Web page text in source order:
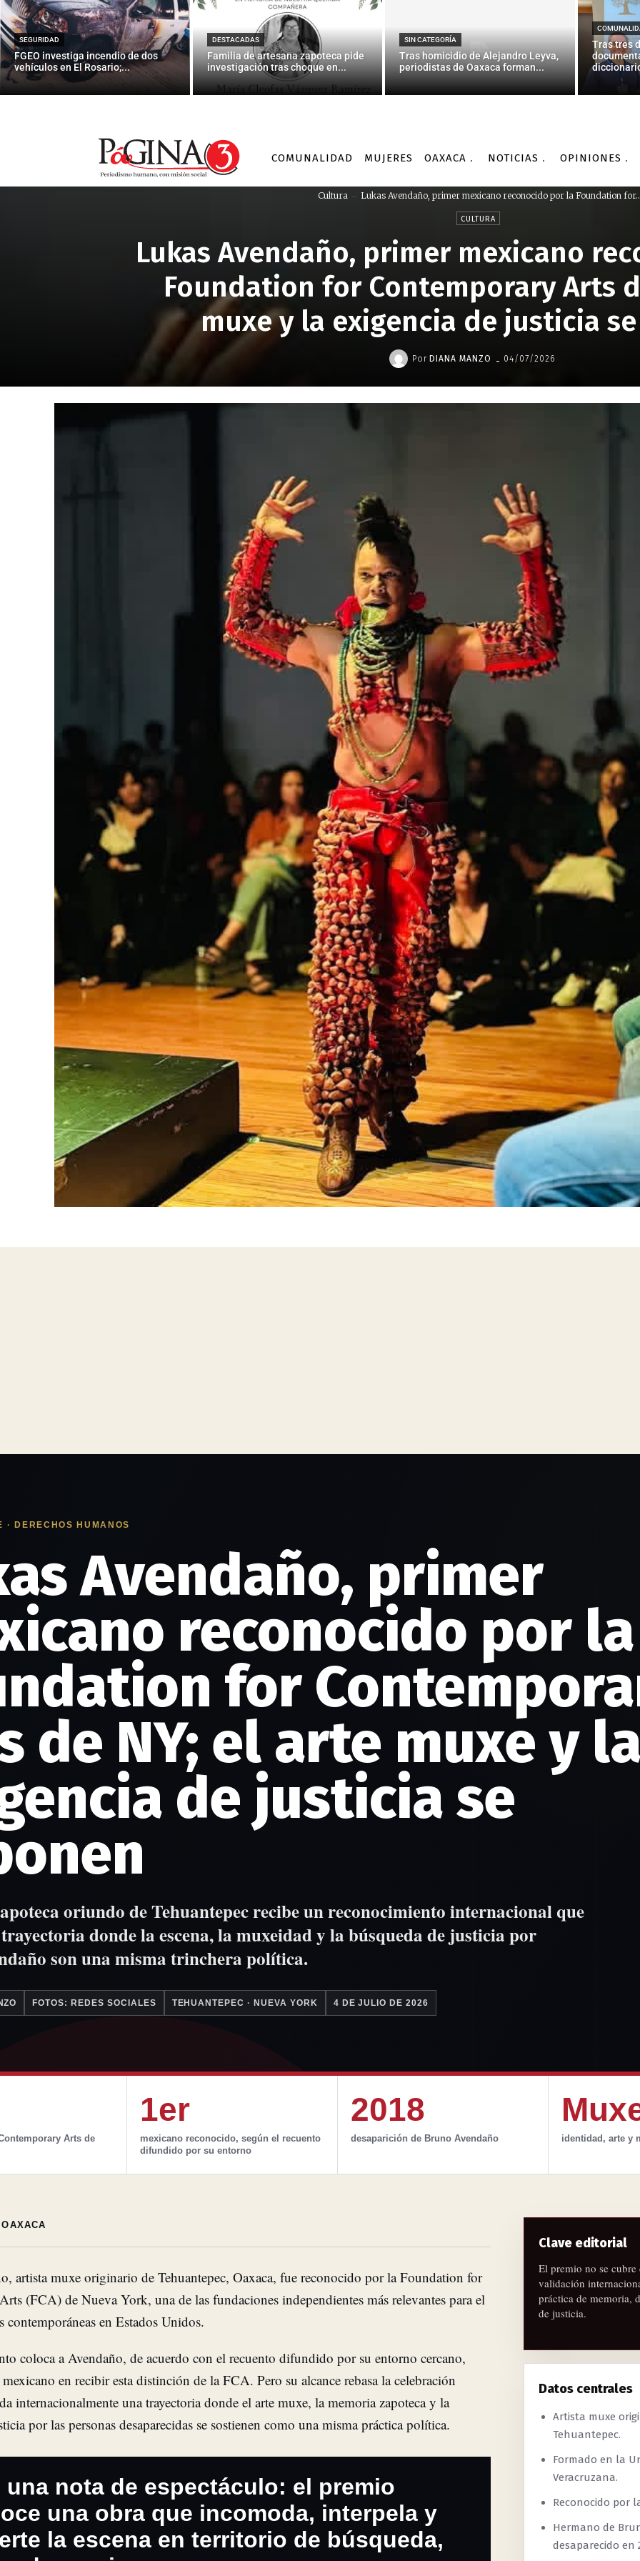
SEGURIDAD
FGEO investiga incendio de dos
vehículos en El Rosario;...
DESTACADAS
Familia de artesana zapoteca pide
investigación tras choque en...
SIN CATEGORÍA
Tras homicidio de Alejandro Leyva,
periodistas de Oaxaca forman...
Tras tres
COMUNALIDAD MUJERES OAXACA NOTICIAS OPINIONES
Cultura Lukas Avendaño, primer mexicano reconocido por la Foundation
CULTURA
Lukas Avendaño, primer mexicano
Foundation for Contemporary Arts
muxe y la exigencia de justicia
Por DIANA MANZO - 04/07/2026
· DERECHOS HUMANOS
Avendaño, primer
reconocido por la
for
de NY; el arte muxe y
de justicia se
oriundo de Tehuantepec recibe un reconocimiento internacional que
donde la escena, la muxeidad y la búsqueda de justicia por
son una misma trinchera política.
FOTOS: REDES SOCIALES TEHUANTEPEC · NUEVA YORK 4 DE JULIO DE 2026
Arts de
1er
mexicano reconocido, según el recuento
difundido por su entorno
2018
desaparición de Bruno Avendaño identidad, arte y
artista muxe originario de Tehuantepec, Oaxaca, fue reconocido por la Foundation for
(FCA) de Nueva York, una de las fundaciones independientes más relevantes para el
contemporáneas en Estados Unidos.
coloca a Avendaño, de acuerdo con el recuento difundido por su entorno cercano,
en recibir esta distinción de la FCA. Pero su alcance rebasa la celebración
internacionalmente una trayectoria donde el arte muxe, la memoria zapoteca y la
por las personas desaparecidas se sostienen como una misma práctica política.
una nota de espectáculo: el premio
una obra que incomoda, interpela y
la escena en territorio de búsqueda,
Clave editorial
El premio no se
validación
práctica de memoria,
de justicia.
Datos centrales
Artista muxe
Tehuantepec.
Formado en la
Veracruzana.
Reconocido por
Hermano de
desaparecido en